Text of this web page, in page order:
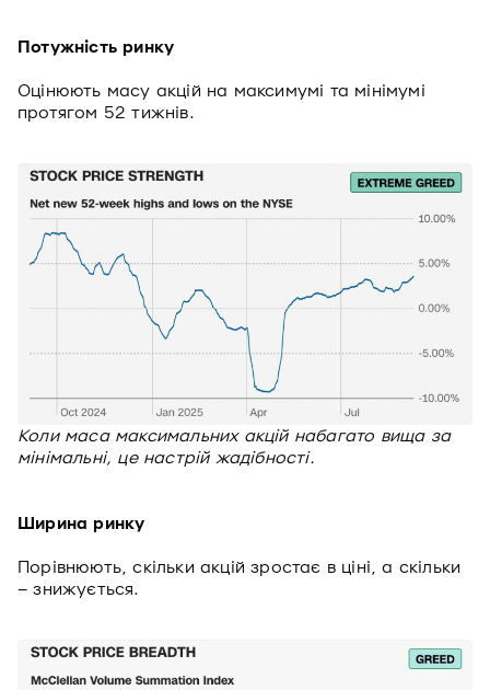
Потужність ринку
Оцінюють масу акцій на максимумі та мінімумі
протягом 52 тижнів.
Коли маса максимальних акцій набагато вища за
мінімальні, це настрій жадібності.
Ширина ринку
Порівнюють, скільки акцій зростає в ціні, а скільки
– знижується.